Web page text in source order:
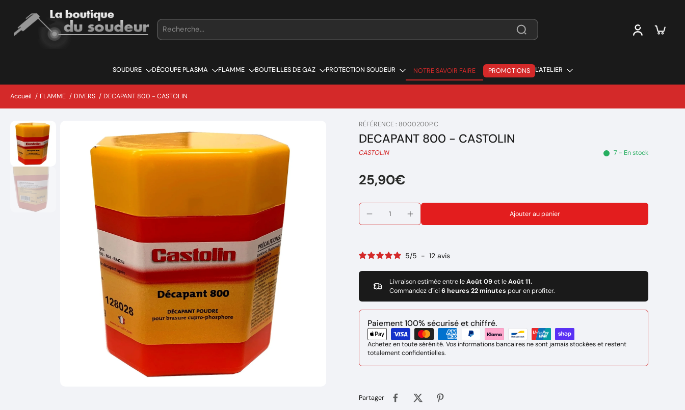
contenu
SOUDURE DÉCOUPE PLASMA FLAMME BOUTEILLES DE GAZ PROTECTION SOUDEUR
NOTRE SAVOIR FAIRE
NOTRE SAVOIR FAIRE
PROMOTIONS L'ATELIER
Accueil / FLAMME / DIVERS / DECAPANT 800 - CASTOLIN
aux
informations
sur
le
RÉFÉRENCE : 8000200P.C
DECAPANT 800 - CASTOLIN
CASTOLIN 7 - En stock
25,90€
Ajouter au panier
5/5 - 12 avis
Livraison estimée entre leAoût 09et leAoût 11.
Commandez d'ici6 heures 22 minutes pour en profiter.
Paiement 100% sécurisé et chiffré.
Achetez en toute sérénité. Vos informations bancaires ne sont jamais stockées et restent
totalement confidentielles.
Partager